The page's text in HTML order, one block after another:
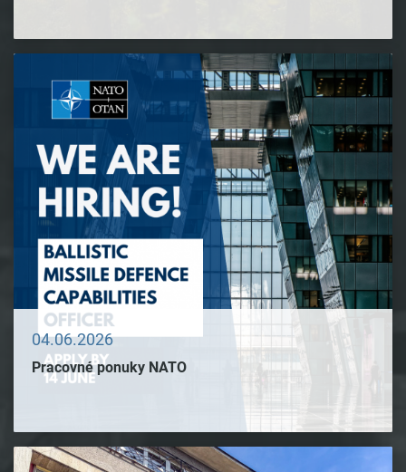
04.06.2026
Pracovné ponuky NATO